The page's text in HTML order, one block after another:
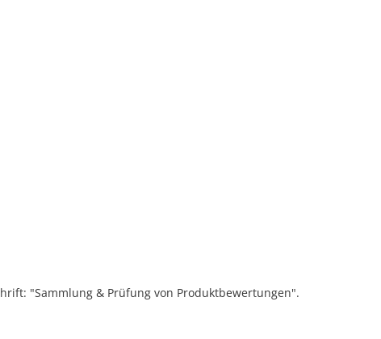
"Sammlung & Prüfung von Produktbewertungen".